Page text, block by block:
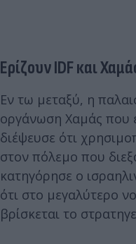
Ερίζουν IDF και
Εν τω μεταξύ, η
οργάνωση Χαμάς που
διέψευσε ότι
στον πόλεμο που
κατηγόρησε ο
ότι στο μεγαλύτερο
βρίσκεται το